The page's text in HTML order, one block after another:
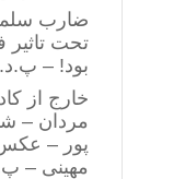
ضارب
تحت تاثیر
بود! –
خارج از
مردان –
پور –
مهینی –